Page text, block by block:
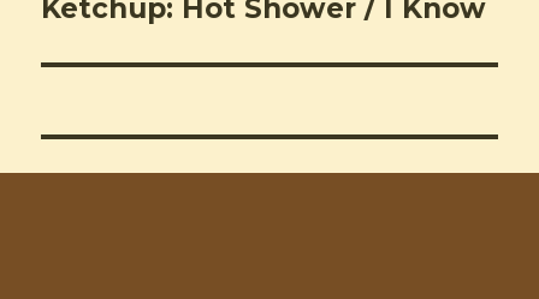
Next
Ketchup: Hot Shower / I Know